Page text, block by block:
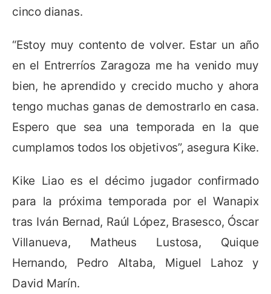
cinco dianas.
“Estoy muy contento de volver. Estar un año
en el Entrerríos Zaragoza me ha venido muy
bien, he aprendido y crecido mucho y ahora
tengo muchas ganas de demostrarlo en casa.
Espero que sea una temporada en la que
cumplamos todos los objetivos”, asegura Kike.
Kike Liao es el décimo jugador confirmado
para la próxima temporada por el Wanapix
tras Iván Bernad, Raúl López, Brasesco, Óscar
Villanueva, Matheus Lustosa, Quique
Hernando, Pedro Altaba, Miguel Lahoz y
David Marín.